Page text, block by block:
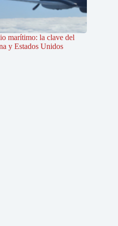
marítimo: la clave del
y Estados Unidos